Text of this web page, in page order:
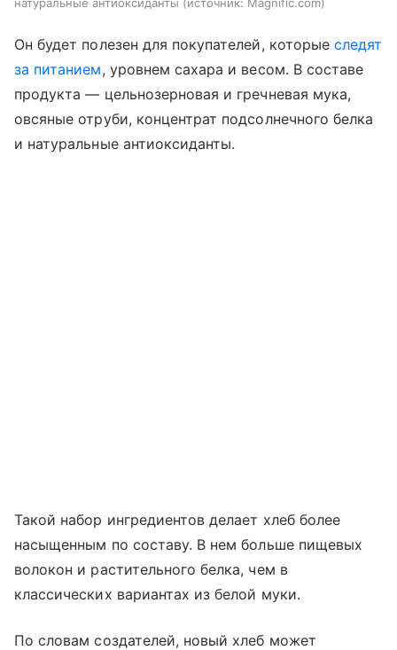
Он будет полезен для покупателей, которыеследят
за питанием, уровнем сахара и весом. В составе
продукта — цельнозерновая и гречневая мука,
овсяные отруби, концентрат подсолнечного белка
и натуральные антиоксиданты.
Такой набор ингредиентов делает хлеб более
насыщенным по составу. В нем больше пищевых
волокон и растительного белка, чем в
классических вариантах из белой муки.
По словам создателей, новый хлеб может